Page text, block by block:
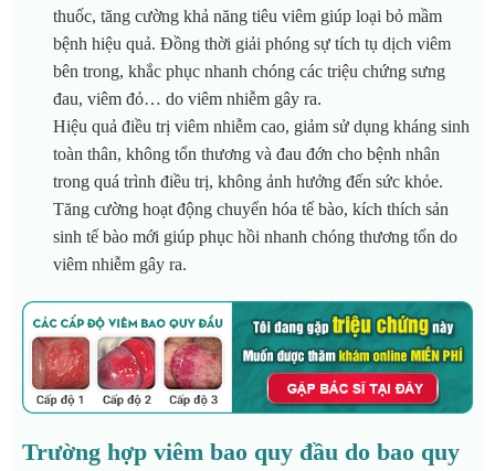
thuốc, tăng cường khả năng tiêu viêm giúp loại bỏ mầm
bệnh hiệu quả. Đồng thời giải phóng sự tích tụ dịch viêm
bên trong, khắc phục nhanh chóng các triệu chứng sưng
đau, viêm đỏ… do viêm nhiễm gây ra.
Hiệu quả điều trị viêm nhiễm cao, giảm sử dụng kháng sinh
toàn thân, không tổn thương và đau đớn cho bệnh nhân
trong quá trình điều trị, không ảnh hưởng đến sức khỏe.
Tăng cường hoạt động chuyển hóa tế bào, kích thích sản
sinh tế bào mới giúp phục hồi nhanh chóng thương tổn do
viêm nhiễm gây ra.
Trường hợp viêm bao quy đầu do bao quy